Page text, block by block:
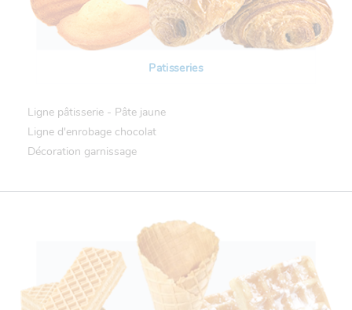
Patisseries
Ligne pâtisserie - Pâte jaune
Ligne d'enrobage chocolat
Décoration garnissage